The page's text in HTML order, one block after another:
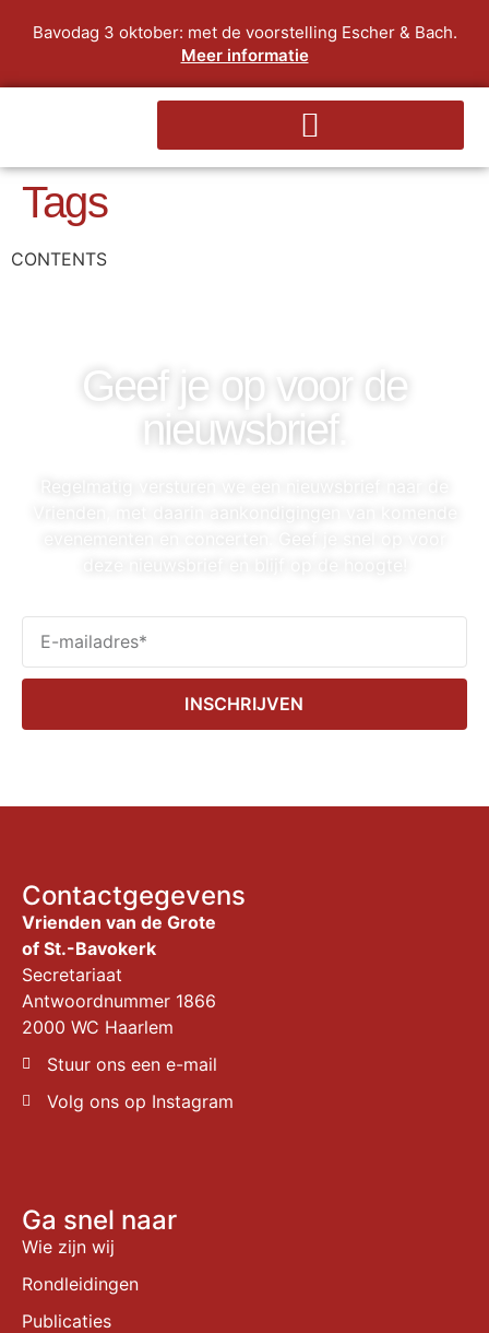
Bavodag 3 oktober: met de voorstelling Escher & Bach.
Meer informatie
Tags
CONTENTS
Geef je op voor de
nieuwsbrief.
INSCHRIJVEN
Contactgegevens
Vrienden van de Grote
of St.-Bavokerk
Secretariaat
Antwoordnummer 1866
2000 WC Haarlem
Stuur ons een e-mail
Volg ons op Instagram
Ga snel naar
Wie zijn wij
Rondleidingen
Publicaties